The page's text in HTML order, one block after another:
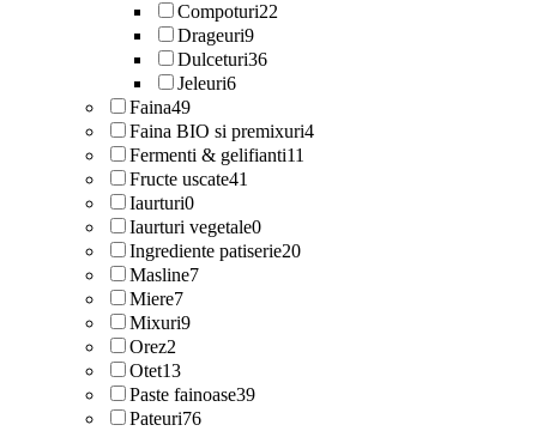
Compoturi22
Drageuri9
Dulceturi36
Jeleuri6
Faina49
Faina BIO si premixuri4
Fermenti & gelifianti11
Fructe uscate41
Iaurturi0
Iaurturi vegetale0
Ingrediente patiserie20
Masline7
Miere7
Mixuri9
Orez2
Otet13
Paste fainoase39
Pateuri76